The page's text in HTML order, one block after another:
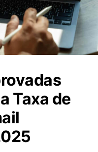
Taxa de